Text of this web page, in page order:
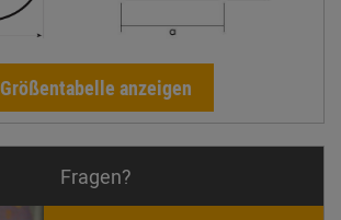
Größentabelle anzeigen
Fragen?